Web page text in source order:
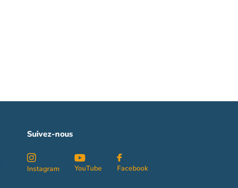
Suivez-nous
Instagram YouTube Facebook